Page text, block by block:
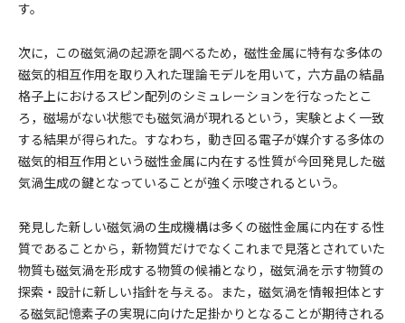
す。
次に，この磁気渦の起源を調べるため，磁性金属に特有な多体の
磁気的相互作用を取り入れた理論モデルを用いて，六方晶の結晶
格子上におけるスピン配列のシミュレーションを行なったとこ
ろ，磁場がない状態でも磁気渦が現れるという，実験とよく一致
する結果が得られた。すなわち，動き回る電子が媒介する多体の
磁気的相互作用という磁性金属に内在する性質が今回発見した磁
気渦生成の鍵となっていることが強く示唆されるという。
発見した新しい磁気渦の生成機構は多くの磁性金属に内在する性
質であることから，新物質だけでなくこれまで見落とされていた
物質も磁気渦を形成する物質の候補となり，磁気渦を示す物質の
探索・設計に新しい指針を与える。また，磁気渦を情報担体とす
る磁気記憶素子の実現に向けた足掛かりとなることが期待される